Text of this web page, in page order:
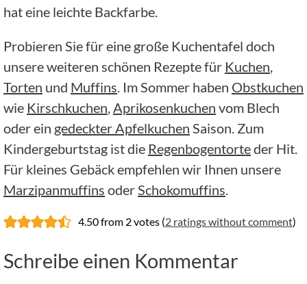
hat eine leichte Backfarbe.
Probieren Sie für eine große Kuchentafel doch
unsere weiteren schönen Rezepte für Kuchen,
Torten und Muffins. Im Sommer haben Obstkuchen
wie Kirschkuchen,Aprikosenkuchen vom Blech
oder ein gedeckter Apfelkuchen Saison. Zum
Kindergeburtstag ist die Regenbogentorteder Hit.
Für kleines Gebäck empfehlen wir Ihnen unsere
Marzipanmuffins oderSchokomuffins.
4.50 from 2 votes (2 ratings without comment)
Schreibe einen Kommentar